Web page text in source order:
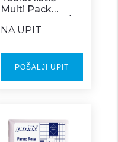
Multi Pack
NA UPIT
POŠALJI UPIT